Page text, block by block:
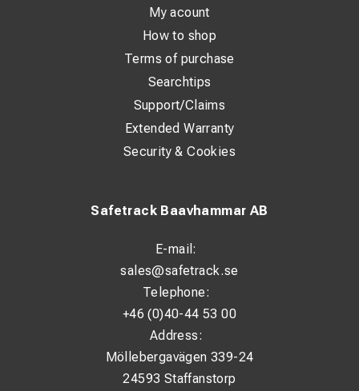
Safetrack Baavhammar AB
E-mail:
sales@safetrack.se
Telephone:
+46 (0)40-44 53 00
Address:
Möllebergavägen 339-24
24593 Staffanstorp
My acount
How to shop
Terms of purchase
Searchtips
Support/Claims
Extended Warranty
Security & Cookies